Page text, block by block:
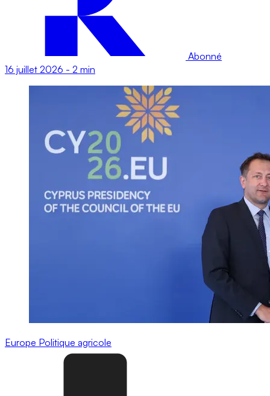
Abonné
16 juillet 2026 - 2 min
Europe Politique agricole